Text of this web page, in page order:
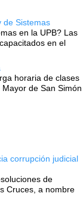
de Sistemas
en la UPB? Las
en el
horaria de clases
de San Simón
corrupción judicial
de
Cruces, a nombre